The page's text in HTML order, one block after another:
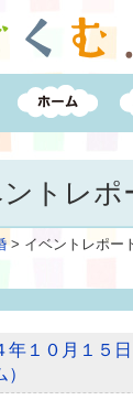
トレポ
> イベントレポー
年１０月１５